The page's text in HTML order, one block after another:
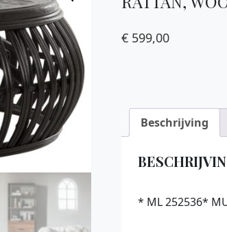
€ 599,00
Beschrijving
* ML 252536*